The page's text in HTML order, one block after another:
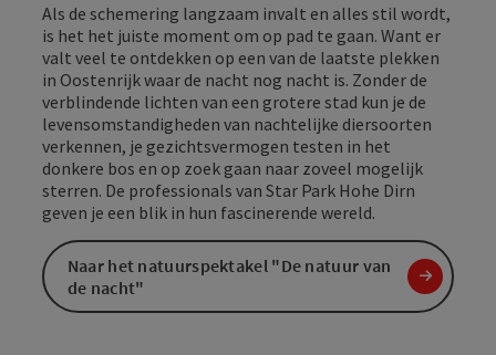
Als de schemering langzaam invalt en alles stil wordt,
is het het juiste moment om op pad te gaan. Want er
valt veel te ontdekken op een van de laatste plekken
in Oostenrijk waar de nacht nog nacht is. Zonder de
verblindende lichten van een grotere stad kun je de
levensomstandigheden van nachtelijke diersoorten
verkennen, je gezichtsvermogen testen in het
donkere bos en op zoek gaan naar zoveel mogelijk
sterren. De professionals van Star Park Hohe Dirn
geven je een blik in hun fascinerende wereld.
Naar het natuurspektakel "De natuur van
de nacht"